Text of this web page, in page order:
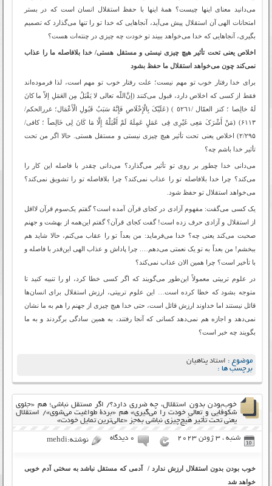
می‌دانید معنای اینها چیست؟ همۀ اینها با حفظ استقلال انسان است که در بستر
امتحانات الهی آن استقلال پیش می‌آید، آنجاهایی که خدا تو را تنها می‌گذارد که تصمیم
بگیری، آنجاهایی که خدا می‌خواهد ببیند تو خودت چه چیزی در چنته‌ات هست؟
اخلاص یعنی تحت تأثیر هیچ چیزی نیستی و مستقل هستی/ خدا بلافاصله ما را عذاب
نمی‌کند چون می‌خواهد استقلال ما حفظ بشود
برای خدا رفتار خوب تو مهم نیست؛ علت رفتار خوب تو مهم است، لذا فرموده‌اند
فقط از کسی که اخلاص دارد، قبول می‌کنند (إنَّ‌اللّه تعالى لا یَقْبَلُ مِن العَمَلِ إلاّ ما کانَ
لَهُ خالِصا ؛ کنز العمّال /٥٢٦١ ) (عَلَیْکَ بِالْإِخْلَاصِ فَإِنَّهُ سَبَبُ قَبُولِ الْأَعْمَال‏‏؛ غررالحکم/
۶۱۱۳) (مَنْ أَشْرَکَ مَعِی غَیْرِی فِی عَمَلٍ عَمِلَهُ لَمْ أَقْبَلْهُ إِلَّا مَا کَانَ لِی خَالِصاً ؛ کافی/
۲/۲۹۵) اخلاص یعنی تحت تأثیر هیچ چیزی نیستی و مستقل هستی. حالا اگر من تحت
تأثیر خدا باشم چه؟
می‌دانی خدا چطور بر روی تو تأثیر می‌گذارد؟ می‌دانی چقدر با فاصله این کار را
می‌کند؟ چرا خدا بلافاصله تو را عذاب نمی‌کند؟ چرا بلافاصله تو را تشویق نمی‌کند؟
می‌خواهد استقلال تو حفظ شود.
یک کسی می‌گفت: مفهوم آزادی در کجای قرآن آمده است؟ گفتم یک‌سوم قرآن لااقل
از استقلال و آزادی حرف زده است! گفت کجای قرآن؟ گفتم این‌همه از بهشت و جهنم
صحبت می‌کند یعنی چه؟ خدا می‌فرماید: من بعداً تو را عقاب می‌کنم، حالا شاید هم
ببخشم! من بعداً به تو یک نعمتی می‌دهم…. چرا پاداش و عذاب الهی این‌قدر با فاصله و
با تأخیر است؟ چرا همین الان عذاب نمی‌کند؟
در علوم تربیتی معمولاً این‌طور می‌گویند که اگر کسی خطا کرد، او را تنبیه کنید تا
متوجه بشود که خطا کرده است… این علوم تربیتی، ارزش استقلال برای انسان‌ها
قائل نیستند اما خداوند ارزش قائل است، حتی خدا هیچ چیزی از جهنم را هم به ما نشان
نمی‌دهد و اجازه هم نمی‌دهد کسانی که آنجا رفتند، به همین سادگی برگردند و به ما
بگویند چه خبر است؟
موضوع : استاد پناهیان
برچسب ها :
خوب‌بودن بدون استقلال، چه ضرری دارد؟/ اگر مستقل نباشی؛ هم «جلوی
شکوفایی و تعالیِ خودت را می‌گیری» هم «بردۀ طواغیت می‌شوی»/ استقلال
یعنی تحت تأثیر هیچ‌چیزی نباشی به‌جز «عالی‌ترین تمایل خودت»
شنبه ، 3 ژوئن 2023 ۰ دیدگاه نوشته:mehdi
خوب بودن بدون استقلال ارزش ندارد / آدمی که مستقل نباشد به سختی آدم خوبی
خواهد شد